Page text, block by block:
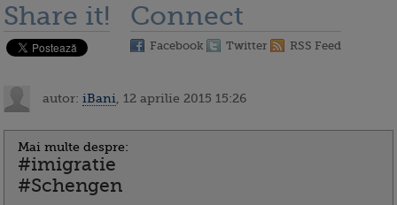
Share it! Connect
Facebook Twitter RSS Feed
autor: iBani , 12 aprilie 2015 15:26
Mai multe despre:
#imigratie
#Schengen